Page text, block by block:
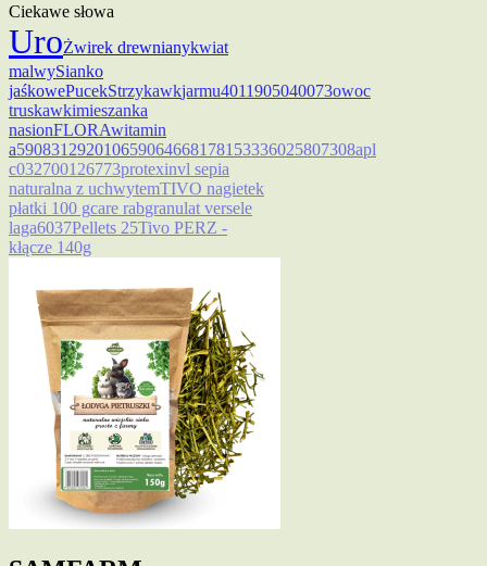
Ciekawe słowa
UroŻwirek drewnianykwiat
malwySianko
jaśkowePucekStrzykawkjarmu4011905040073owoc
truskawkimieszanka
nasionFLORAwitamin
a590831292010659064668178153336025807308apl
c032700126773protexinvl sepia
naturalna z uchwytemTIVO nagietek
płatki 100 gcare rabgranulat versele
laga6037Pellets 25Tivo PERZ -
kłącze 140g